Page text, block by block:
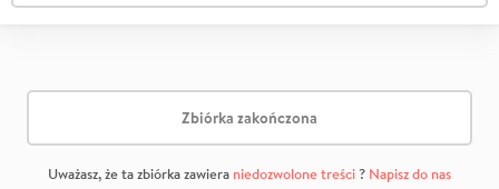
Zbiórka zakończona
Uważasz, że ta zbiórka zawiera niedozwolone treści? Napisz do nas